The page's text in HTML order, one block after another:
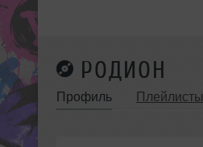
РОДИОН
Профиль Плейлисты